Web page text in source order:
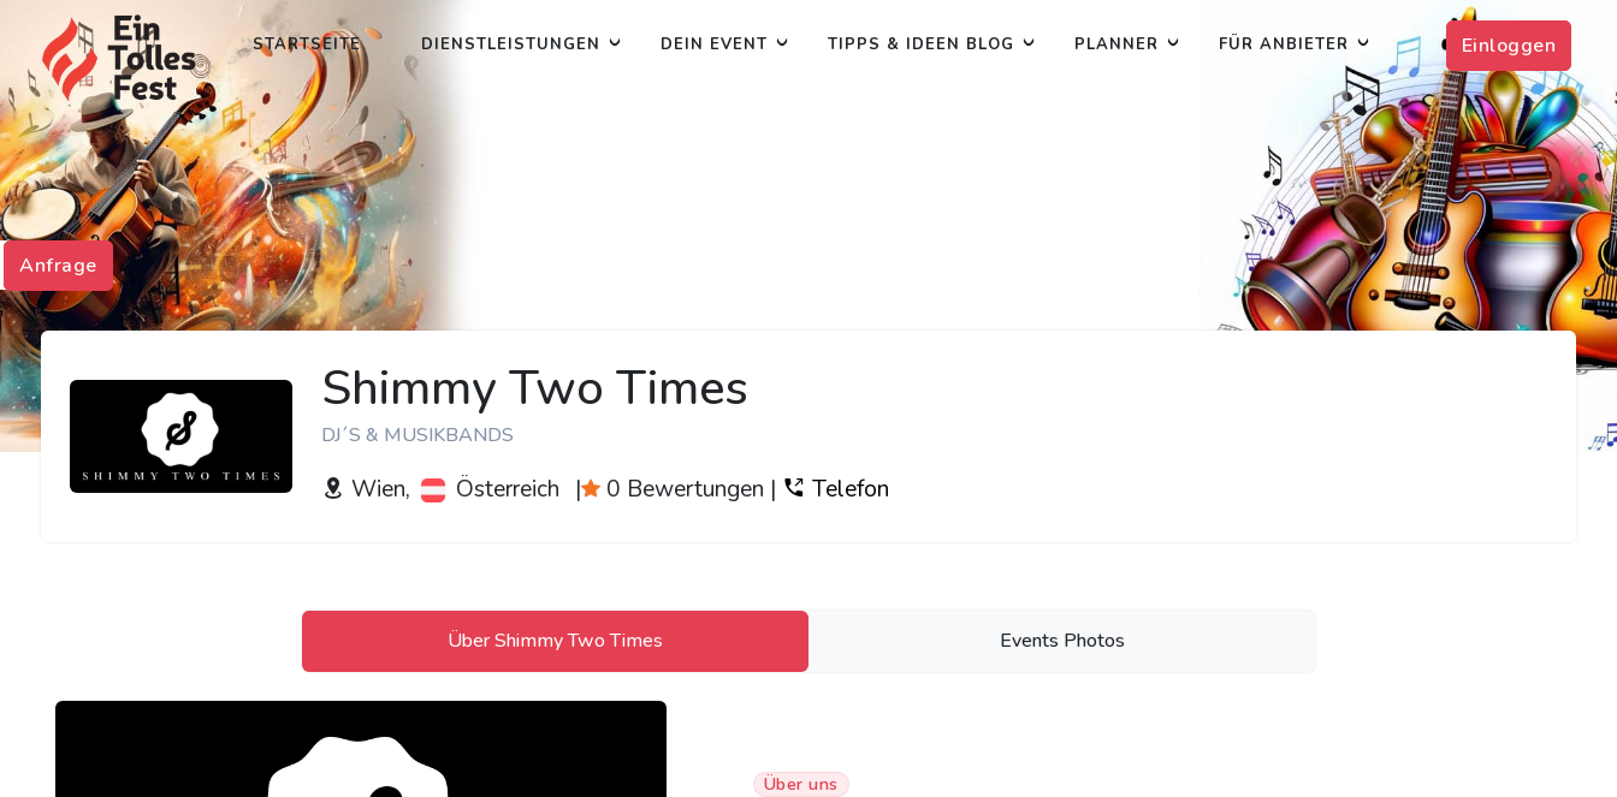
Einloggen
STARTSEITE DIENSTLEISTUNGEN DEIN EVENT TIPPS & IDEEN BLOG PLANNER FÜR ANBIETER
Shimmy Two Times
DJ´S & MUSIKBANDS
Wien, Österreich | 0 Bewertungen | Telefon
Über Shimmy Two Times Events Photos
Über uns
Anfrage